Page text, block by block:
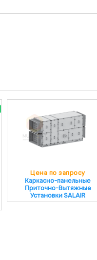
Цена по запросу
Каркасно-панельные
Приточно-Вытяжные
Установки SALAIR